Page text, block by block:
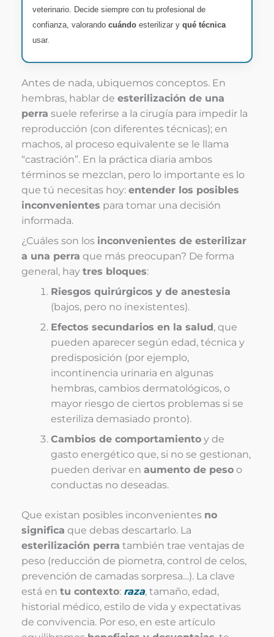
veterinario. Decide siempre con tu profesional de
confianza, valorando cuándo esterilizar y qué técnica
usar.
Antes de nada, ubiquemos conceptos. En
hembras, hablar de esterilización de una
perra suele referirse a la cirugía para impedir la
reproducción (con diferentes técnicas); en
machos, al proceso equivalente se le llama
“castración”. En la práctica diaria ambos
términos se mezclan, pero lo importante es lo
que tú necesitas hoy: entender los posibles
inconvenientes para tomar una decisión
informada.
¿Cuáles son los inconvenientes de esterilizar
a una perra que más preocupan? De forma
general, hay tres bloques:
Riesgos quirúrgicos y de anestesia
(bajos, pero no inexistentes).
Efectos secundarios en la salud, que
pueden aparecer según edad, técnica y
predisposición (por ejemplo,
incontinencia urinaria en algunas
hembras, cambios dermatológicos, o
mayor riesgo de ciertos problemas si se
esteriliza demasiado pronto).
Cambios de comportamiento y de
gasto energético que, si no se gestionan,
pueden derivar en aumento de peso o
conductas no deseadas.
Que existan posibles inconvenientes no
significa que debas descartarlo. La
esterilización perra también trae ventajas de
peso (reducción de piometra, control de celos,
prevención de camadas sorpresa…). La clave
está en tu contexto: raza, tamaño, edad,
historial médico, estilo de vida y expectativas
de convivencia. Por eso, en este artículo